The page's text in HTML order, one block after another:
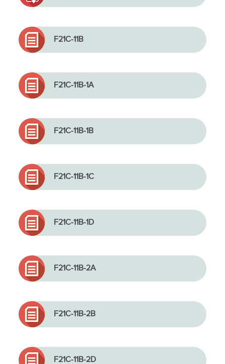
F21C-11B
F21C-11B-1A
F21C-11B-1B
F21C-11B-1C
F21C-11B-1D
F21C-11B-2A
F21C-11B-2B
F21C-11B-2D